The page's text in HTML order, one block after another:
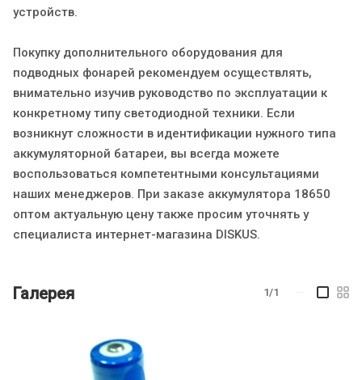
устройств.
Покупку дополнительного оборудования для
подводных фонарей рекомендуем осуществлять,
внимательно изучив руководство по эксплуатации к
конкретному типу светодиодной техники. Если
возникнут сложности в идентификации нужного типа
аккумуляторной батареи, вы всегда можете
воспользоваться компетентными консультациями
наших менеджеров. При заказе аккумулятора 18650
оптом актуальную цену также просим уточнять у
специалиста интернет-магазина DISKUS.
Галерея 1/1